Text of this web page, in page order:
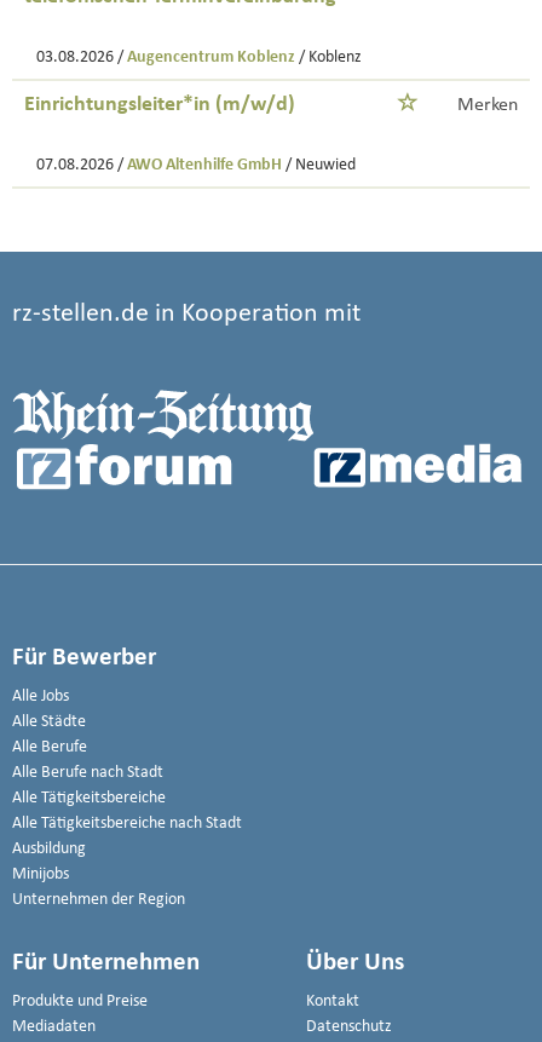
03.08.2026 / Augencentrum Koblenz / Koblenz
Einrichtungsleiter*in (m/w/d) Merken
07.08.2026 / AWO Altenhilfe GmbH / Neuwied
rz-stellen.de in Kooperation mit
Für Bewerber
Alle Jobs
Alle Städte
Alle Berufe
Alle Berufe nach Stadt
Alle Tätigkeitsbereiche
Alle Tätigkeitsbereiche nach Stadt
Ausbildung
Minijobs
Unternehmen der Region
Für Unternehmen
Produkte und Preise
Mediadaten
Über Uns
Kontakt
Datenschutz